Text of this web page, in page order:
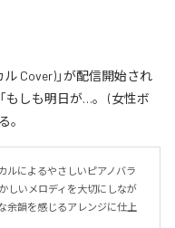
Cover)」が配信開始され
もしも明日が…。 (女性ボ
。
ルによるやさしいピアノバラ
しいメロディを大切にしなが
余韻を感じるアレンジに仕上